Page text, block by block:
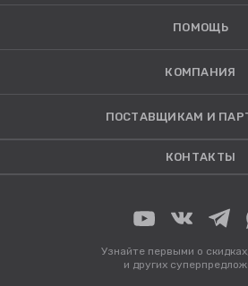
ПОМОЩЬ
КОМПАНИЯ
ПОСТАВЩИКАМ И
КОНТАКТЫ
Узнайте первыми о
и других